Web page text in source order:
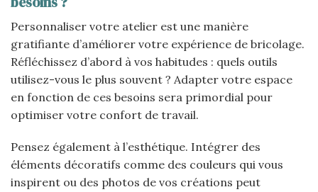
Personnaliser votre atelier est une manière
gratifiante d’améliorer votre expérience de bricolage.
Réfléchissez d’abord à vos habitudes : quels outils
utilisez-vous le plus souvent ? Adapter votre espace
en fonction de ces besoins sera primordial pour
optimiser votre confort de travail.
Pensez également à l’esthétique. Intégrer des
éléments décoratifs comme des couleurs qui vous
inspirent ou des photos de vos créations peut